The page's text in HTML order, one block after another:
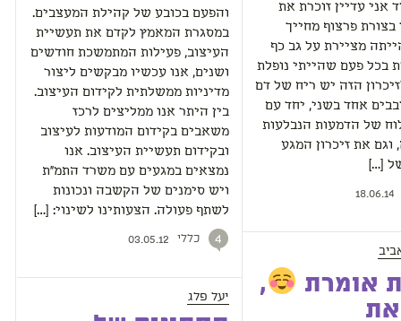
אני עדיין זוכרת את
בצורת פרצוף מחייך
מציירת על גב כף
בכל פעם שהייתי נופלת
הזה יש ריח של דם
אחד בשני, יחד עם
של הדמעות הנבלעות
וגם את זיכרון המגע
[…]
18.06.14
אומרת
,
והפעם בכובע של קהילת המעצבים.
במסגרת המאמץ לקדם את תעשיית
העיצוב, פעילות המתמשכת חודשים
ושנים, אנו עכשיו מבקשים ליצור
מדיניות ממשלתית לקידום העיצוב.
בין היתר אנו ממליצים לרכז
משאבים בקידום המודעות לעיצוב
ובקידום תעשיית העיצוב. אנו
נמצאים במגעים עם משרד התמ"ת
ויש סימנים של הקשבה ונכונות
לשתף פעולה. הצעותינו לשינוי: […]
4 כללי 03.05.12
יעל פלג